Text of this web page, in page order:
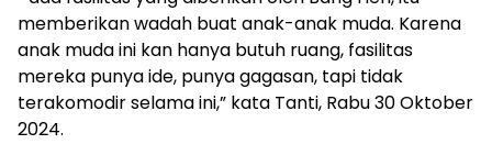
memberikan wadah buat anak-anak muda. Karena
anak muda ini kan hanya butuh ruang, fasilitas
mereka punya ide, punya gagasan, tapi tidak
terakomodir selama ini,” kata Tanti, Rabu 30 Oktober
2024.